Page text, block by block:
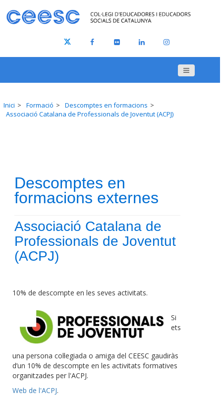
Inici Formació
Descomptes en formacions
Associació Catalana de Professionals de Joventut (ACPJ)
Descomptes en
formacions externes
Associació Catalana de
Professionals de Joventut
(ACPJ)
10% de descompte en les seves activitats.
Si
ets
una persona col·legiada o amiga del CEESC gaudiràs
d’un 10% de descompte en les activitats formatives
organitzades per l'ACPJ.
Web de l'ACPJ.